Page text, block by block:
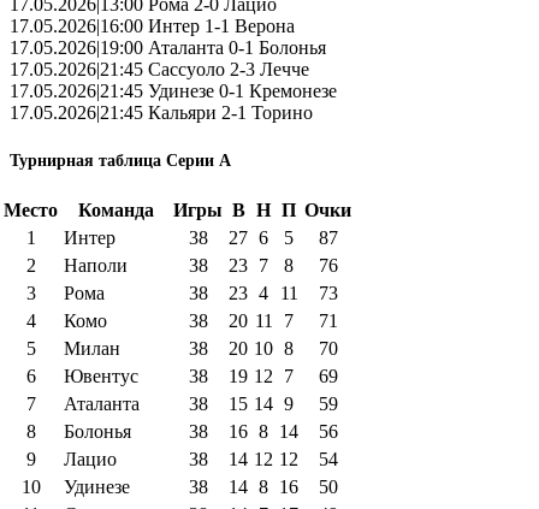
17.05.2026|16:00 Интер 1-1 Верона
17.05.2026|19:00 Аталанта 0-1 Болонья
17.05.2026|21:45 Сассуоло 2-3 Лечче
17.05.2026|21:45 Удинезе 0-1 Кремонезе
17.05.2026|21:45 Кальяри 2-1 Торино
Турнирная таблица Серии А
Место Команда Игры В Н П Очки
1
Интер 38 27 6 5
87
2
Наполи 38 23 7 8
76
3
Рома 38 23 4 11
73
4
Комо 38 20 11 7
71
5
Милан 38 20 10 8
70
6
Ювентус 38 19 12 7
69
7
Аталанта 38 15 14 9
59
8
Болонья 38 16 8 14
56
9
Лацио 38 14 12 12
54
10
Удинезе 38 14 8 16
50